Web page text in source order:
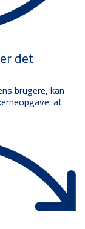
det
brugere, kan
at